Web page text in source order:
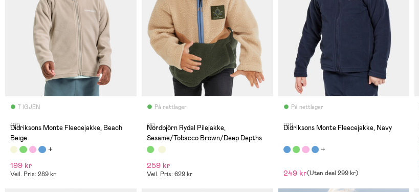
7 IGJEN
(21)
Didriksons Monte Fleecejakke, Beach
Beige
199 kr
Veil. Pris: 289 kr
På nettlager
(6)
Nordbjörn Rydal Pilejakke,
Sesame/Tobacco Brown/Deep Depths
259 kr
Veil. Pris: 629 kr
På nettlager
(21)
Didriksons Monte Fleecejakke, Navy
249 kr(Uten deal 299 kr)